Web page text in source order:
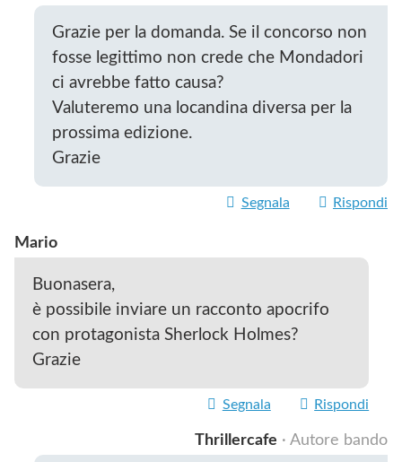
Grazie per la domanda. Se il concorso non
fosse legittimo non crede che Mondadori
ci avrebbe fatto causa?
Valuteremo una locandina diversa per la
prossima edizione.
Grazie
Segnala Rispondi
Mario
Buonasera,
è possibile inviare un racconto apocrifo
con protagonista Sherlock Holmes?
Grazie
Segnala Rispondi
Thrillercafe · Autore bando